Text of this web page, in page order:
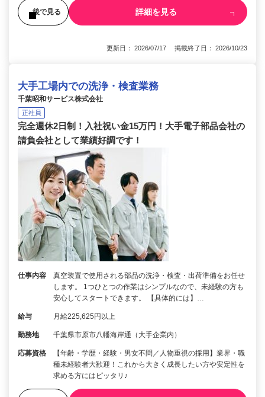
後で見る 詳細を見る
更新日： 2026/07/17 掲載終了日： 2026/10/23
大手工場内での洗浄・検査業務
千葉昭和サービス株式会社
正社員
完全週休2日制！入社祝い金15万円！大手電子部品会社の
請負会社として業績好調です！
仕事内容
真空装置で使用される部品の洗浄・検査・出荷準備をお任せ
します。 1つひとつの作業はシンプルなので、未経験の方も
安心してスタートできます。 【具体的には】…
給与 月給225,625円以上
勤務地 千葉県市原市八幡海岸通（大手企業内）
応募資格
【年齢・学歴・経験・男女不問／人物重視の採用】業界・職
種未経験者大歓迎！これから大きく成長したい方や安定性を
求める方にはピッタリ♪